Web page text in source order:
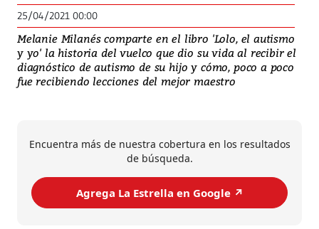
25/04/2021 00:00
Melanie Milanés comparte en el libro 'Lolo, el autismo
y yo' la historia del vuelco que dio su vida al recibir el
diagnóstico de autismo de su hijo y cómo, poco a poco
fue recibiendo lecciones del mejor maestro
Encuentra más de nuestra cobertura en los resultados
de búsqueda.
Agrega La Estrella en Google ↗️